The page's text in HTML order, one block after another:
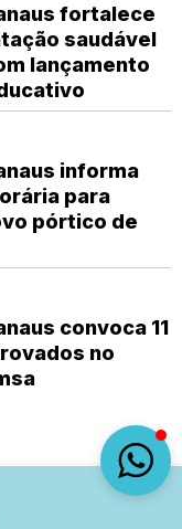
fortalece
saudável
lançamento
informa
para
pórtico de
convoca 11
no